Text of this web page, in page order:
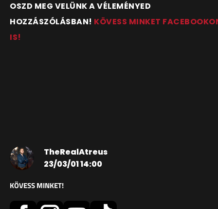
OSZD MEG VELÜNK A VÉLEMÉNYED
HOZZÁSZÓLÁSBAN! KÖVESS MINKET
IS!
TheRealAtreus
23/03/01 14:00
KÖVESS MINKET!